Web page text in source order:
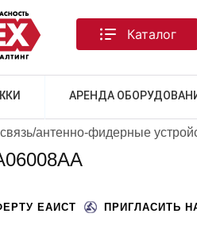
АРЕНДА
Каталог
антенно-фидерные
ЕАИСТ ПРИГЛАСИТЬ